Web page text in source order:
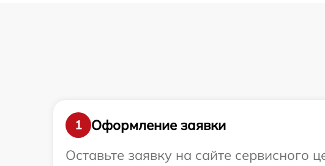
1
Оформление заявки
Оставьте заявку на сайте